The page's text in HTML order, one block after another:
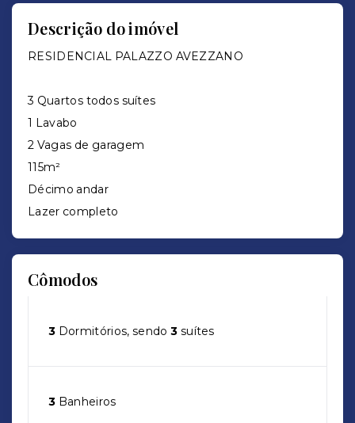
Descrição do imóvel
RESIDENCIAL PALAZZO AVEZZANO
3 Quartos todos suítes
1 Lavabo
2 Vagas de garagem
115m²
Décimo andar
Lazer completo
Cômodos
3 Dormitórios, sendo3 suítes
3 Banheiros